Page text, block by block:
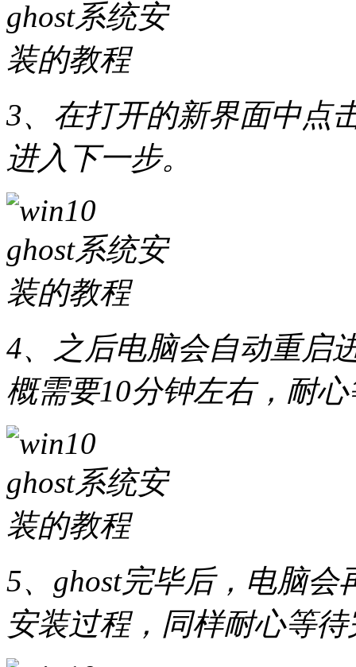
3、在打开的新界面中点
进入下一步。
4、之后电脑会自动重启
概需要10分钟左右，耐
5、ghost完毕后，电脑会
安装过程，同样耐心等